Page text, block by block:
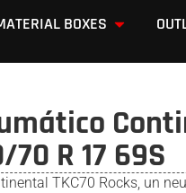
BOXES
70 R 17 69S
TKC70 Rocks, un